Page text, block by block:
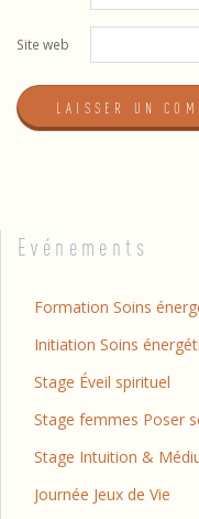
Site web
Evénements
Formation Soins
Initiation Soins
Stage Éveil spirituel
Stage femmes Poser
Stage Intuition &
Journée Jeux de Vie